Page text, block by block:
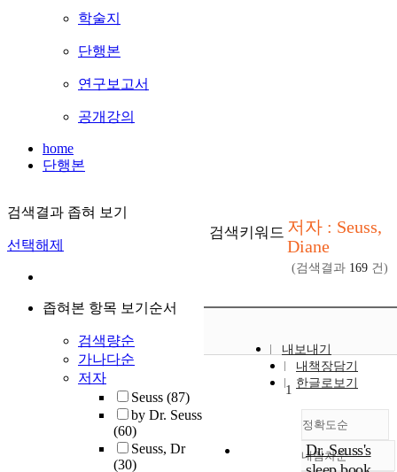
학술지
단행본
연구보고서
공개강의
home
단행본
검색결과 좁혀 보기
선택해제
좁혀본 항목 보기순서
검색량순
가나다순
저자
Seuss (87)
by Dr. Seuss
(60)
Seuss, Dr
(30)
검색키워드 저자 : Seuss,
Diane
(검색결과 169 건)
내보내기
내책장담기
한글로보기
정확도순
정확도
내림차순
1
Dr. Seuss's